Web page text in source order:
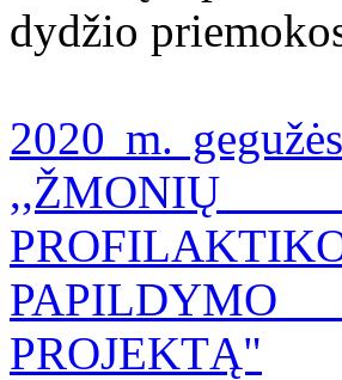
dydžio
2020 m.
,,ŽMONIŲ
PAPILDYMO
PROJEKTĄ"